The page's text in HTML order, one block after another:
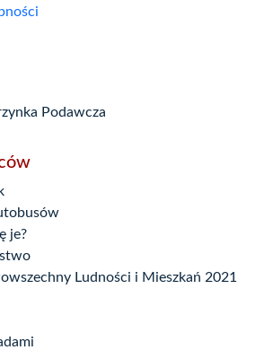
Podawcza
je?
Ludności i Mieszkań 2021